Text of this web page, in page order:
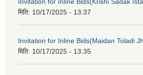
मिति: 10/17/2025 - 13:37
Invitation for Inline Bids(Maidan Toladi
मिति: 10/17/2025 - 13:35